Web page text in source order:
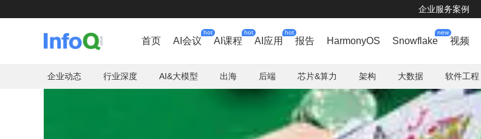
企业服务案例
首页 AI会议
hot
AI课程
hot
AI应用
hot
报告 HarmonyOS Snowflake
new
视频
企业动态 行业深度 AI&大模型 出海 后端 芯片&算力 架构 大数据 软件工程